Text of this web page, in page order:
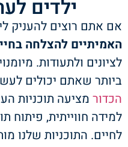
ילדים
אם אתם רוצים להעניק
האמיתיים להצלחה
לציונים ולתעודות.
ביותר שאתם יכולים
הכדור מציעה תוכניות
למידה חווייתית, פיתוח
לחיים. התוכניות שלנו